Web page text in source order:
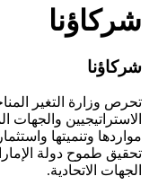
شركاؤنا
شركاؤنا
تحرص وزارة التغير
الاستراتيجيين والجهات
مواردها وتنميتها
تحقيق طموح دولة
الجهات الاتحادية.